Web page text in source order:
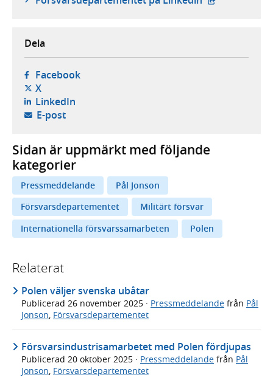
Dela
Facebook- öppnas i ny flik, extern webbplats,
X- öppnas i ny flik, extern webbplats,
LinkedIn- öppnas i ny flik, extern webbplats,
E-post- öppnar din e-postklient,
Sidan är uppmärkt med följande
kategorier
Pressmeddelande
Pål Jonson
Försvarsdepartementet
Militärt försvar
Internationella försvarssamarbeten
Polen
Relaterat
Polen väljer svenska ubåtar
Publicerad 26 november 2025 · Pressmeddelande från Pål
Jonson, Försvarsdepartementet
Försvarsindustrisamarbetet med Polen fördjupas
Publicerad 20 oktober 2025 · Pressmeddelande från Pål
Jonson Försvarsdepartementet